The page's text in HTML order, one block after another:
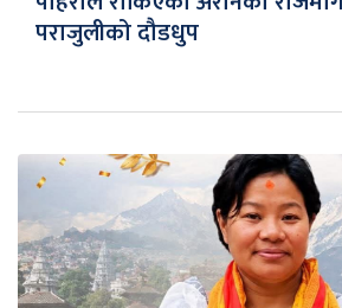
पराजुलीको दौडधुप